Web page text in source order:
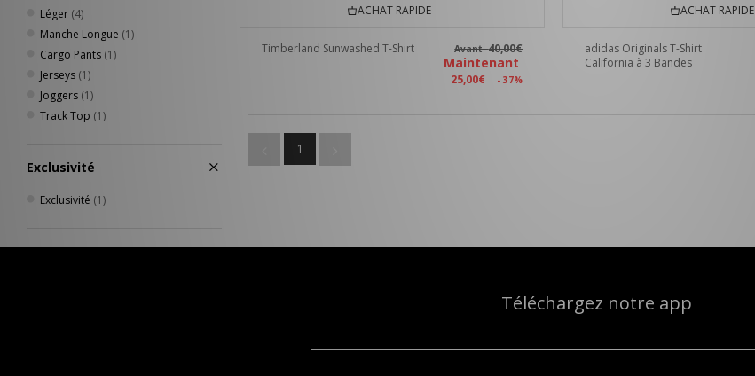
Léger (4)
Manche Longue (1)
Cargo Pants (1)
Jerseys (1)
Joggers (1)
Track Top (1)
Exclusivité
Exclusivité (1)
ACHAT RAPIDE
Timberland Sunwashed T-Shirt Avant40,00€
Maintenant
25,00€ - 37%
ACHAT RAPIDE
adidas Originals T-Shirt
California à 3 Bandes
1
Téléchargez notre app